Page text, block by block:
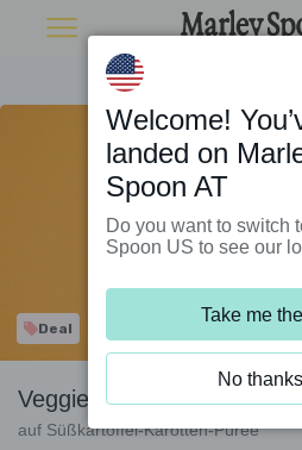
Deal
Veggie-Schnitzel mit
auf Süßkartoffel-Karotten-Püree
Welcome!
landed on
Spoon AT
Do you want to switch
Spoon US to see our
Take me
No thanks